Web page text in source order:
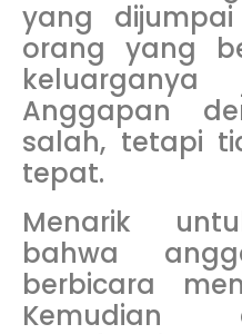
yang
orang yang
keluarganya
Anggapan
salah, tetapi
tepat.
Menarik
bahwa
berbicara
Kemudian